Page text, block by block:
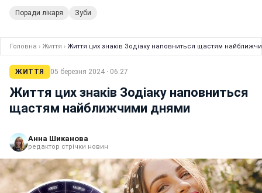
Поради лікаря Зуби
Головна › Життя › Життя цих знаків Зодіаку наповниться щастям
ЖИТТЯ 05 березня 2024 · 06:27
Життя цих знаків Зодіаку наповниться
щастям найближчими днями
Анна Шиканова
редактор стрічки новин